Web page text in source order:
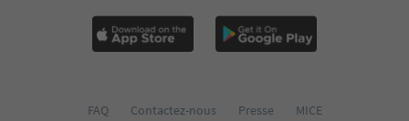
FAQ Contactez-nous Presse
MICE